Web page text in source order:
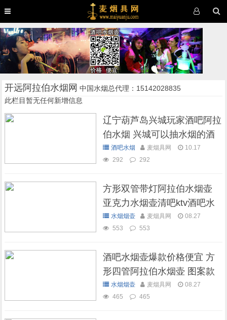
开远阿拉伯水烟网 中国水烟总代理：15142028835
此栏目暂无任何新增信息
辽宁葫芦岛兴城玩家酒吧阿拉
伯水烟 兴城可以抽水烟的酒
吧酒吧水烟 麦烟具网
10.17
292
292
方形双管带灯阿拉伯水烟壶
亚克力水烟壶清吧ktv酒吧水
烟壶水烟烟壶 麦烟具网
08.27
553
553
酒吧水烟壶爆款价格便宜 方
形四管阿拉伯水烟壶 图案款
水烟烟壶 麦烟具网
08.27
465
465